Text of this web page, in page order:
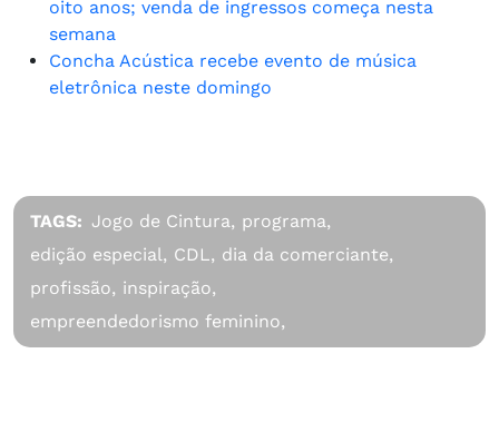
oito anos; venda de ingressos começa nesta
semana
Concha Acústica recebe evento de música
eletrônica neste domingo
TAGS: Jogo de Cintura, programa,
edição especial, CDL, dia da comerciante,
profissão, inspiração,
empreendedorismo feminino,